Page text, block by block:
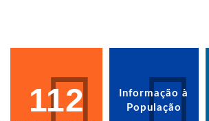
112
Informação à
População